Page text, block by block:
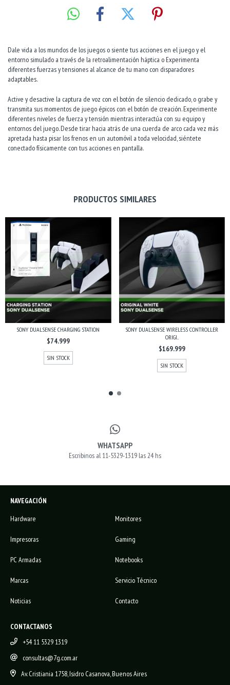
Dale vida a los mundos de los juegos o siente tus acciones en el juego y el
entorno simulado a través de la retroalimentación háptica o Experimenta
diferentes fuerzas y tensiones al alcance de tu mano con disparadores
adaptables.
Active y desactive la captura de voz con el botón de silencio dedicado, o grabe y
transmita sus momentos de juego épicos con el botón de creación. Experimente
diferentes niveles de fuerza y tensión mientras interactúa con su equipo y
entornos del juego. Desde tirar hacia atrás de una cuerda de arco cada vez más
apretada hasta pisar los frenos en un automóvil a toda velocidad, siéntete
conectado físicamente con tus acciones en pantalla.
PRODUCTOS SIMILARES
SONY DUALSENSE CHARGING STATION
$74.999
SIN STOCK
SONY DUALSENSE WIRELESS CONTROLLER
ORIGI...
$169.999
SIN STOCK
WHATSAPP
Escribinos al 11-5329-1319 las 24 hs
NAVEGACIÓN
Hardware
Monitores
Impresoras Gaming
PC Armadas Notebooks
Marcas Servicio Técnico
Noticias Contacto
CONTACTANOS
+54 11 5329 1319
consultas@7g.com.ar
Av. Cristiania 1758, Isidro Casanova, Buenos Aires